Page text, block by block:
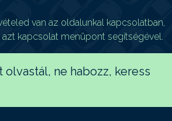
van az oldalunkal kapcsolatban,
kapcsolat menüpont segítségével.
olvastál, ne habozz, keress